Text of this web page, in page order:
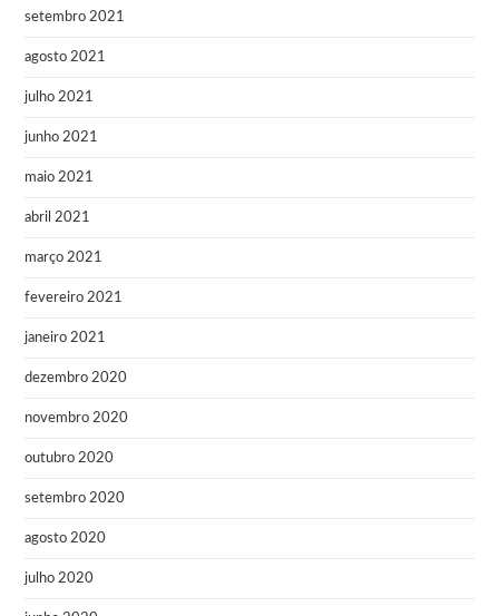
setembro 2021
agosto 2021
julho 2021
junho 2021
maio 2021
abril 2021
março 2021
fevereiro 2021
janeiro 2021
dezembro 2020
novembro 2020
outubro 2020
setembro 2020
agosto 2020
julho 2020